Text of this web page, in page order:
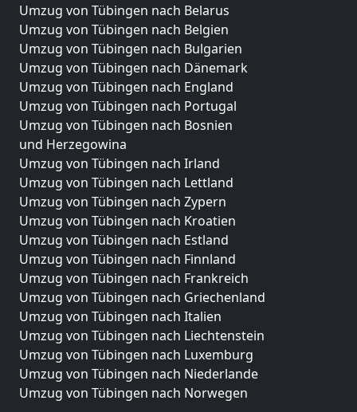
Umzug von Tübingen nach Belarus
Umzug von Tübingen nach Belgien
Umzug von Tübingen nach Bulgarien
Umzug von Tübingen nach Dänemark
Umzug von Tübingen nach England
Umzug von Tübingen nach Portugal
Umzug von Tübingen nach Bosnien
und Herzegowina
Umzug von Tübingen nach Irland
Umzug von Tübingen nach Lettland
Umzug von Tübingen nach Zypern
Umzug von Tübingen nach Kroatien
Umzug von Tübingen nach Estland
Umzug von Tübingen nach Finnland
Umzug von Tübingen nach Frankreich
Umzug von Tübingen nach Griechenland
Umzug von Tübingen nach Italien
Umzug von Tübingen nach Liechtenstein
Umzug von Tübingen nach Luxemburg
Umzug von Tübingen nach Niederlande
Umzug von Tübingen nach Norwegen